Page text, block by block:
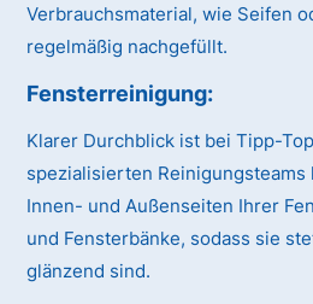
Verbrauchsmaterial, wie Seifen
regelmäßig nachgefüllt.
Fensterreinigung:
Klarer Durchblick ist bei Tipp-
spezialisierten Reinigungsteams
Innen- und Außenseiten Ihrer
und Fensterbänke, sodass sie
glänzend sind.